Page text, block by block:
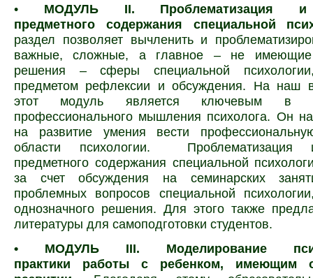
• МОДУЛЬ II. Проблематизация и
предметного содержания специальной
раздел позволяет вычленить и
важные, сложные, а главное – не имеющие
решения – сферы специальной
предметом рефлексии и обсуждения. На наш
этот модуль является ключевым в
профессионального мышления психолога. Он
на развитие умения вести
области психологии. Проблематизация
предметного содержания специальной
за счет обсуждения на семинарских
проблемных вопросов специальной
однозначного решения. Для этого также
литературы для самоподготовки студентов.
• МОДУЛЬ III. Моделирование
практики работы с ребенком, имеющим